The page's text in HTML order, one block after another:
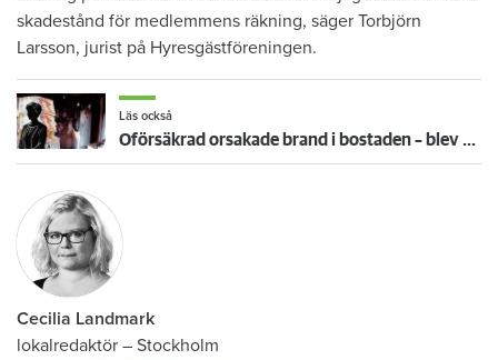
skadestånd för medlemmens räkning, säger Torbjörn
Larsson, jurist på Hyresgästföreningen.
Läs också
Oförsäkrad orsakade brand i bostaden – blev vräkt och skuldsatt i 612 år
Cecilia Landmark
lokalredaktör – Stockholm